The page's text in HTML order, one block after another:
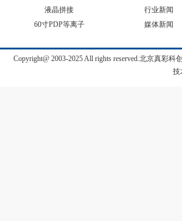
液晶拼接
60寸PDP等离子
行业新闻
媒体新闻
Copyright@ 2003-2025 All rights reserved.北京真彩
技